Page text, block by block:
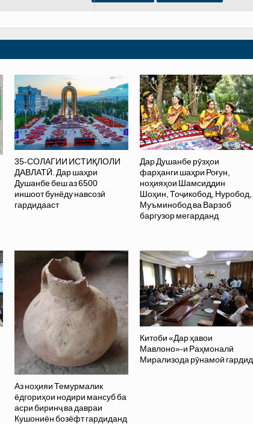
35-СОЛАГИИ ИСТИҚЛОЛИ
ДАВЛАТӢ. Дар шаҳри
Душанбе беш аз 6500
иншоот бунёду навсозӣ
гардидааст
Дар Душанбе рӯзҳои
фарҳанги шаҳри Роғун,
ноҳияҳои Шамсиддин
Шоҳин, Тоҷикобод, Нуробод,
Муъминобод ва Варзоб
баргузор мегарданд
Аз ноҳияи Темурмалик
ёдгориҳои нодири мансуб ба
асри биринҷ ва давраи
Кушониён бозёфт гардиданд
Китоби «Дар ҳавои
Мавлоно»-и Раҳмоналӣ
Мирализода рӯнамоӣ гардид